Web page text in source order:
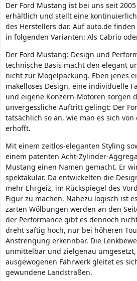
Der Ford Mustang ist bei uns seit
erhältlich und stellt eine
des Herstellers dar. Auf auto.de
in folgenden Varianten: Als Cabrio
Der Ford Mustang: Design und
technische Basis macht den elegant
nicht zur Mogelpackung. Eben jenes
makelloses Design, eine individuelle
und eigene Konzern-Motoren sorgen
unvergessliche Auftritt gelingt: Der
tatsächlich so an, wie man es sich
erhofft.
Mit einem zeitlos-eleganten Styling
einem patenten Acht-Zylinder-
Mustang einen Namen gemacht. Er
spektakulär. Da entwickelten die
mehr Ehrgeiz, im Rückspiegel des
Figur zu machen. Nahezu logisch ist
zarten Wölbungen werden an den
der Performance gibt es dennoch
dreht saftig hoch, nur bei höheren
Anstrengung erkennbar. Die
unmittelbar und zielgenau
ausgewogenen Fahrwerk gleitet es
gewundene Landstraßen.